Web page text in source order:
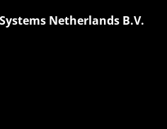
Netherlands B.V.